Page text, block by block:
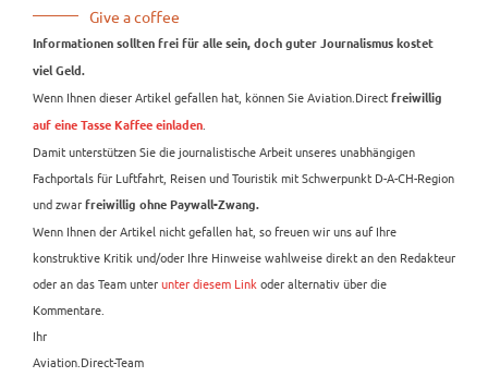
Give a coffee
Informationen sollten frei für alle sein, doch guter Journalismus kostet
viel Geld.
Wenn Ihnen dieser Artikel gefallen hat, können Sie Aviation.Direct freiwillig
auf eine Tasse Kaffee einladen
Damit unterstützen Sie die journalistische Arbeit unseres unabhängigen
Fachportals für Luftfahrt, Reisen und Touristik mit Schwerpunkt D-A-CH-Region
und zwar freiwillig ohne Paywall-Zwang.
Wenn Ihnen der Artikel nicht gefallen hat, so freuen wir uns auf Ihre
konstruktive Kritik und/oder Ihre Hinweise wahlweise direkt an den Redakteur
oder an das Team unterunter diesem Link oder alternativ über die
Kommentare.
Ihr
Aviation.Direct-Team